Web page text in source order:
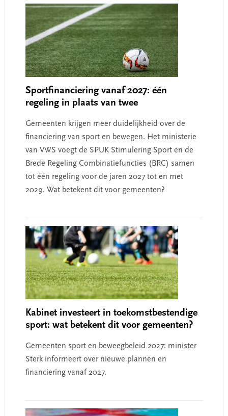
Sportfinanciering vanaf 2027: één
regeling in plaats van twee
Gemeenten krijgen meer duidelijkheid over de
financiering van sport en bewegen. Het ministerie
van VWS voegt de SPUK Stimulering Sport en de
Brede Regeling Combinatiefuncties (BRC) samen
tot één regeling voor de jaren 2027 tot en met
2029. Wat betekent dit voor gemeenten?
Kabinet investeert in toekomstbestendige
sport: wat betekent dit voor gemeenten?
Gemeenten sport en beweegbeleid 2027: minister
Sterk informeert over nieuwe plannen en
financiering vanaf 2027.